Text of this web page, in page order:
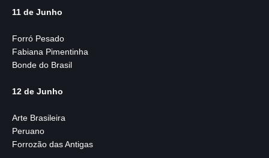
11 de Junho
Forró Pesado
Fabiana Pimentinha
Bonde do Brasil
12 de Junho
Arte Brasileira
Peruano
Forrozão das Antigas